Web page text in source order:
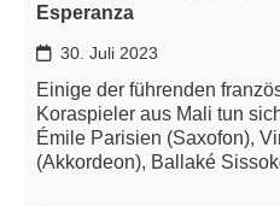
Esperanza
30. Juli 2023
Einige der führenden
Koraspieler aus Mali tun
Émile Parisien (Saxofon),
(Akkordeon), Ballaké